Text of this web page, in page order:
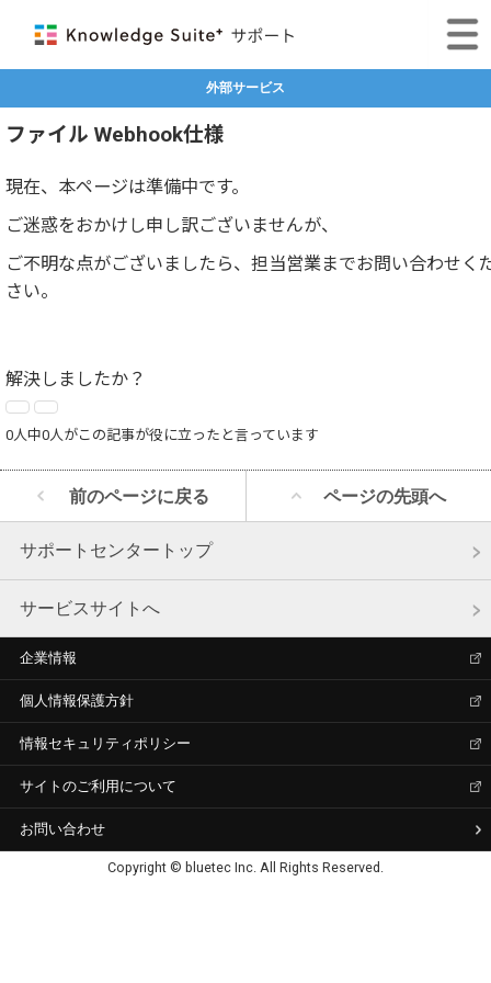
外部サービス
ファイル Webhook仕様
現在、本ページは準備中です。
ご迷惑をおかけし申し訳ございませんが、
ご不明な点がございましたら、担当営業までお問い合わせく
さい。
解決しましたか？
0人中0人がこの記事が役に立ったと言っています
前のページに戻る ページの先頭へ
サポートセンタートップ
サービスサイトへ
企業情報
個人情報保護方針
情報セキュリティポリシー
サイトのご利用について
お問い合わせ
Copyright © bluetec Inc. All Rights Reserved.